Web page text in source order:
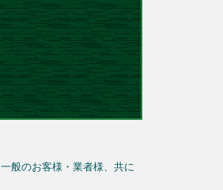
一般のお客様・業者様、共に